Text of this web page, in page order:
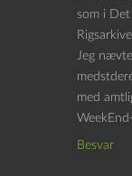
som i
Jeg
med
Besvar